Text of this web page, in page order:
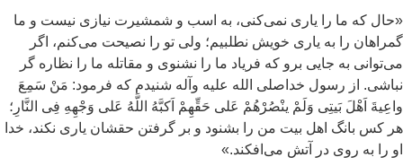
که ما را یاری نمی‌کنی، به اسب و شمشیرت نیازی نیست و ما
را به یاری خویش نطلبیم؛ ولی تو را نصیحت می‌کنم، اگر
به جایی برو که فریاد ما را نشنوی و مقاتله ما را نظاره گر
از رسول خداصلی الله علیه وآله شنیدم که فرمود: مَنْ سَمِعَ
اَهْلَ بَیتِی وَلَمْ ینْصُرْهُمْ عَلی حَقِّهِمْ اَکبَّهُ اللَّهُ عَلی وَجْهِهِ فِی النَّارِ؛
کس بانگ اهل بیت من را بشنود و بر گرفتن حقشان یاری نکند، خدا
را به روی در آتش می‌افکند.»